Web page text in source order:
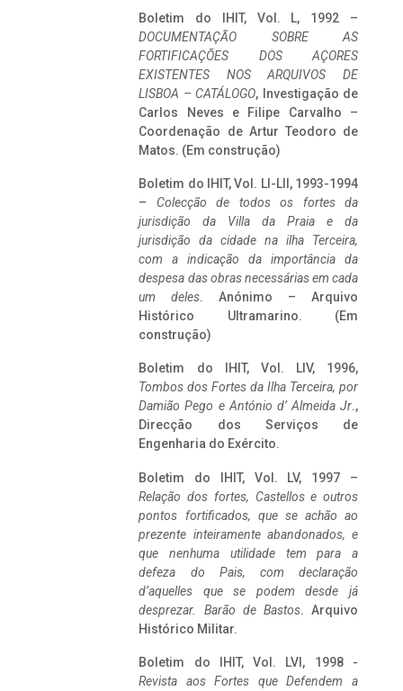
Boletim do IHIT, Vol. L, 1992 –
DOCUMENTAÇÃO SOBRE AS
FORTIFICAÇÕES DOS AÇORES
EXISTENTES NOS ARQUIVOS DE
LISBOA – CATÁLOGO, Investigação de
Carlos Neves e Filipe Carvalho –
Coordenação de Artur Teodoro de
Matos. (Em construção)
Boletim do IHIT, Vol. LI-LII, 1993-1994
– Colecção de todos os fortes da
jurisdição da Villa da Praia e da
jurisdição da cidade na ilha Terceira,
com a indicação da importância da
despesa das obras necessárias em cada
um deles. Anónimo – Arquivo
Histórico Ultramarino. (Em
construção)
Boletim do IHIT, Vol. LIV, 1996,
Tombos dos Fortes da Ilha Terceira, por
Damião Pego e António d’ Almeida Jr.,
Direcção dos Serviços de
Engenharia do Exército.
Boletim do IHIT, Vol. LV, 1997 –
Relação dos fortes, Castellos e outros
pontos fortificados, que se achão ao
prezente inteiramente abandonados, e
que nenhuma utilidade tem para a
defeza do Pais, com declaração
d’aquelles que se podem desde já
desprezar. Barão de Bastos. Arquivo
Histórico Militar.
Boletim do IHIT, Vol. LVI, 1998 -
Revista aos Fortes que Defendem a